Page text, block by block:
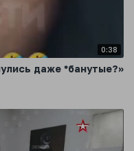
0:38
даже *банутые?»